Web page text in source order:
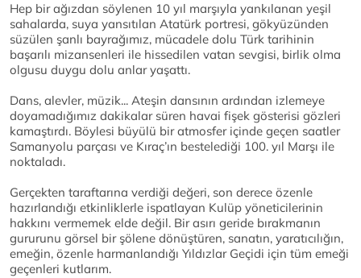
Hep bir ağızdan söylenen 10 yıl marşıyla yankılanan yeşil
sahalarda, suya yansıtılan Atatürk portresi, gökyüzünden
süzülen şanlı bayrağımız, mücadele dolu Türk tarihinin
başarılı mizansenleri ile hissedilen vatan sevgisi, birlik olma
olgusu duygu dolu anlar yaşattı.
Dans, alevler, müzik... Ateşin dansının ardından izlemeye
doyamadığımız dakikalar süren havai fişek gösterisi gözleri
kamaştırdı. Böylesi büyülü bir atmosfer içinde geçen saatler
Samanyolu parçası ve Kıraç’ın bestelediği 100. yıl Marşı ile
noktaladı.
Gerçekten taraftarına verdiği değeri, son derece özenle
hazırlandığı etkinliklerle ispatlayan Kulüp yöneticilerinin
hakkını vermemek elde değil. Bir asırı geride bırakmanın
gururunu görsel bir şölene dönüştüren, sanatın, yaratıcılığın,
emeğin, özenle harmanlandığı Yıldızlar Geçidi için tüm emeği
geçenleri kutlarım.